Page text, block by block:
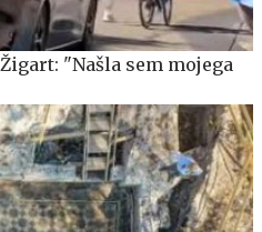
"Našla sem mojega